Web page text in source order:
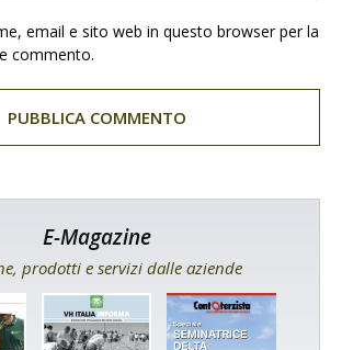
email e sito web in questo browser per la
commento.
E-Magazine
prodotti e servizi dalle aziende